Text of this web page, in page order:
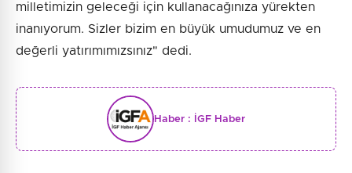
milletimizin geleceği için kullanacağınıza yürekten
inanıyorum. Sizler bizim en büyük umudumuz ve en
değerli yatırımımızsınız" dedi.
Haber : İGF Haber